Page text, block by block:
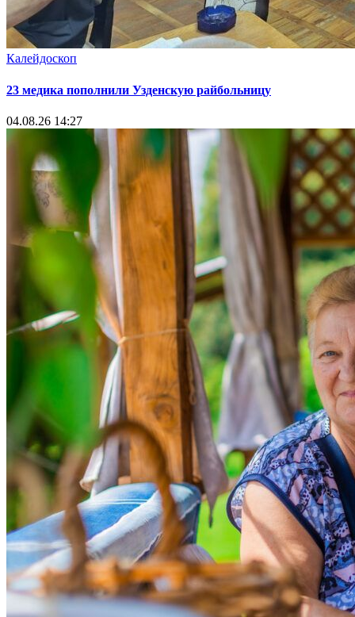
Калейдоскоп
23 медика пополнили Узденскую райбольницу
04.08.26 14:27